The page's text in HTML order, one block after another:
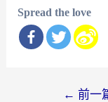
Spread the love
← 前一